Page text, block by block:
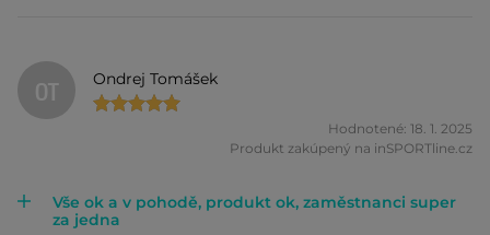
OT Ondrej Tomášek
Hodnotené: 18. 1. 2025
Produkt zakúpený na inSPORTline.cz
Vše ok a v pohodě, produkt ok, zaměstnanci super
za jedna